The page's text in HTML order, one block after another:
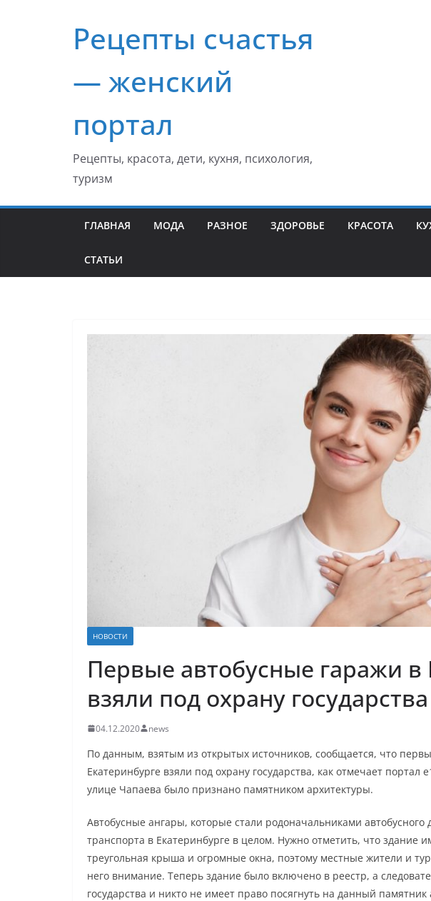
содержимомуРецепты счастья
— женский
портал
Рецепты, красота, дети, кухня, психология,
туризм
ГЛАВНАЯ МОДА РАЗНОЕ ЗДОРОВЬЕ КРАСОТА
СТАТЬИ
НОВОСТИ
Первые автобусные гаражи в
взяли под охрану государства
04.12.2020 news
По данным, взятым из открытых источников, сообщается, что
Екатеринбурге взяли под охрану государства, как отмечает
улице Чапаева было признано памятником архитектуры.
Автобусные ангары, которые стали родоначальниками
транспорта в Екатеринбурге в целом. Нужно отметить, что здание
треугольная крыша и огромные окна, поэтому местные жители и
него внимание. Теперь здание было включено в реестр, а
государства и никто не имеет право посягнуть на данный